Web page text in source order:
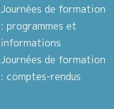
Journées de formation
: programmes et
informations
Journées de formation
: comptes-rendus